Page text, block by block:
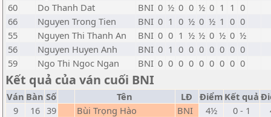
60
Do Thanh Dat BNI 0 ½ 0 0 ½ 0 1 1 0
66
Nguyen Trong Tien BNI 0 1 0 ½ 0 ½ 1 0 0
55
Nguyen Thi Thanh An BNI 0 0 1 ½ ½ 0 ½ 0 ½
56
Nguyen Huyen Anh BNI 0 1 0 0 0 0 0 0 0
59
Ngo Thi Ngoc Ngan BNI 0 0 0 0 0 0 0 0 0
Kết quả của ván cuối BNI
Ván Bàn Số Tên LĐ Điểm Kết quả
9
16 39 Bùi Trọng Hào BNI 4½ 0 - 1